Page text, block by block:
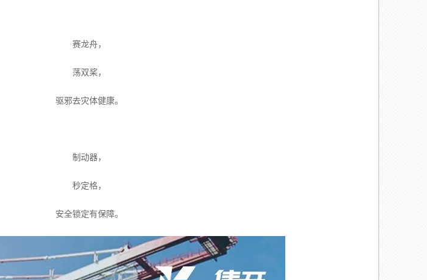
赛龙舟，
荡双桨，
驱邪去灾体健康。
制动器，
秒定格，
安全锁定有保障。